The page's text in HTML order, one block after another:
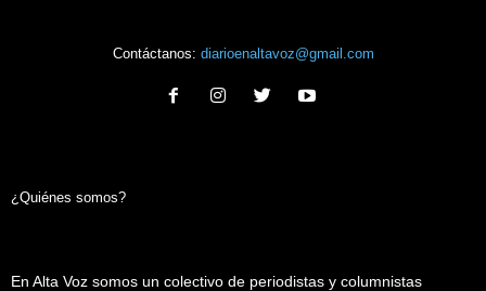
Contáctanos: diarioenaltavoz@gmail.com
¿Quiénes somos?
En Alta Voz somos un colectivo de periodistas y columnistas